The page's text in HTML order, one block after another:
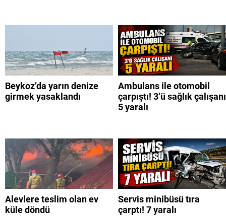
Beykoz’da yarın denize
girmek yasaklandı
Ambulans ile otomobil
çarpıştı! 3’ü sağlık çalışanı
5 yaralı
Alevlere teslim olan ev
küle döndü
Servis minibüsü tıra
çarptı! 7 yaralı